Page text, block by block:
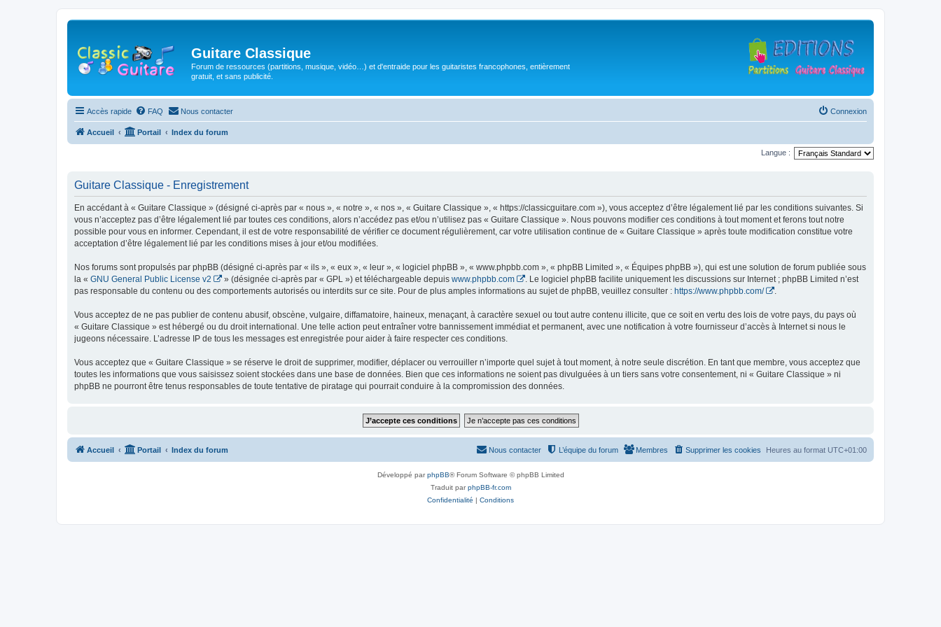
Guitare Classique
Forum de ressources (partitions, musique, vidéo…) et d'entraide pour les guitaristes francophones, entièrement
gratuit, et sans publicité.
Accès rapide FAQ Nous contacter Connexion
Accueil Portail Index du forum
Langue :
Guitare Classique - Enregistrement
En accédant à « Guitare Classique » (désigné ci-après par « nous », « notre », « nos », « Guitare Classique », « https://classicguitare.com »), vous acceptez d’être légalement lié par les conditions suivantes. Si
vous n’acceptez pas d’être légalement lié par toutes ces conditions, alors n’accédez pas et/ou n’utilisez pas « Guitare Classique ». Nous pouvons modifier ces conditions à tout moment et ferons tout notre
possible pour vous en informer. Cependant, il est de votre responsabilité de vérifier ce document régulièrement, car votre utilisation continue de « Guitare Classique » après toute modification constitue votre
acceptation d’être légalement lié par les conditions mises à jour et/ou modifiées.
Nos forums sont propulsés par phpBB (désigné ci-après par « ils », « eux », « leur », « logiciel phpBB », « www.phpbb.com », « phpBB Limited », « Équipes phpBB »), qui est une solution de forum publiée sous
la « GNU General Public License v2 » (désignée ci-après par « GPL ») et téléchargeable depuis www.phpbb.com
. Le logiciel phpBB facilite uniquement les discussions sur Internet ; phpBB Limited n’est
pas responsable du contenu ou des comportements autorisés ou interdits sur ce site. Pour de plus amples informations au sujet de phpBB, veuillez consulter : https://www.phpbb.com/ .
Vous acceptez de ne pas publier de contenu abusif, obscène, vulgaire, diffamatoire, haineux, menaçant, à caractère sexuel ou tout autre contenu illicite, que ce soit en vertu des lois de votre pays, du pays où
« Guitare Classique » est hébergé ou du droit international. Une telle action peut entraîner votre bannissement immédiat et permanent, avec une notification à votre fournisseur d’accès à Internet si nous le
jugeons nécessaire. L’adresse IP de tous les messages est enregistrée pour aider à faire respecter ces conditions.
Vous acceptez que « Guitare Classique » se réserve le droit de supprimer, modifier, déplacer ou verrouiller n’importe quel sujet à tout moment, à notre seule discrétion. En tant que membre, vous acceptez que
toutes les informations que vous saisissez soient stockées dans une base de données. Bien que ces informations ne soient pas divulguées à un tiers sans votre consentement, ni « Guitare Classique » ni
phpBB ne pourront être tenus responsables de toute tentative de piratage qui pourrait conduire à la compromission des données.
Accueil Portail Index du forum Heures au format UTC+01:00
Supprimer les cookies
Membres
L’équipe du forum
Nous contacter
Développé parphpBB® Forum Software © phpBB Limited
Traduit parphpBB-fr.com
Confidentialité | Conditions